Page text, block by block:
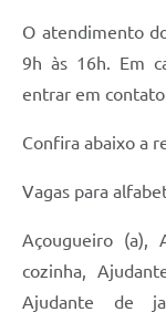
O atendimento
9h às 16h. Em
entrar em
Confira abaixo a
Vagas para
Açougueiro (a),
cozinha,
Ajudante de